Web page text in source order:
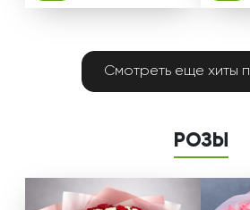
Смотреть еще хиты
РОЗЫ